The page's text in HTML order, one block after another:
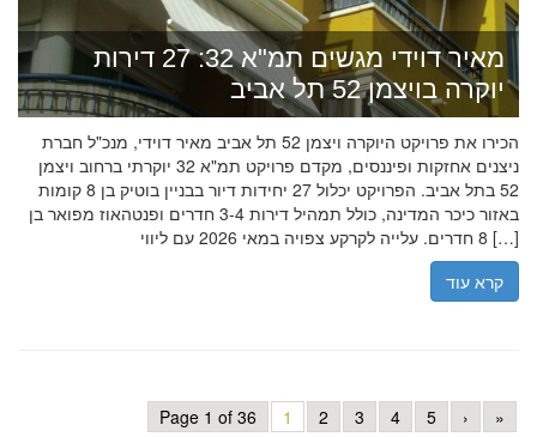
מאיר דוידי מגשים תמ"א 32: 27 דירות
יוקרה בויצמן 52 תל אביב
הכירו את פרויקט היוקרה ויצמן 52 תל אביב מאיר דוידי, מנכ"ל חברת
ניצנים אחזקות ופיננסים, מקדם פרויקט תמ"א 32 יוקרתי ברחוב ויצמן
52 בתל אביב. הפרויקט יכלול 27 יחידות דיור בבניין בוטיק בן 8 קומות
באזור כיכר המדינה, כולל תמהיל דירות 3-4 חדרים ופנטהאוז מפואר בן
8 חדרים. עלייה לקרקע צפויה במאי 2026 עם ליווי […]
קרא עוד
Page 1 of 36 1 2 3 4 5 › »